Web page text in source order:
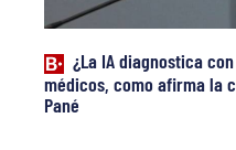
¿La IA diagnostica
médicos, como afirma la
Pané